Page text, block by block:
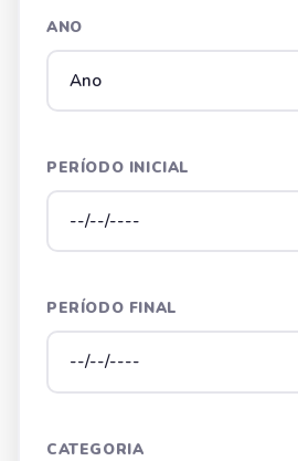
ANO
PERÍODO INICIAL
PERÍODO FINAL
CATEGORIA